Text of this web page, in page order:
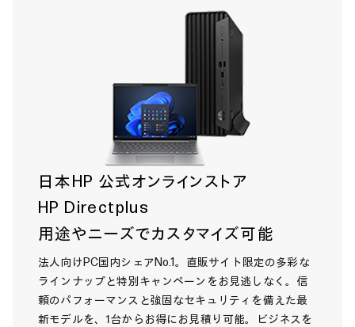
日本HP 公式オンラインストア
HP Directplus
用途やニーズでカスタマイズ可能
法人向けPC国内シェアNo.1。直販サイト限定の多彩な
ラインナップと特別キャンペーンをお見逃しなく。信
頼のパフォーマンスと強固なセキュリティを備えた最
新モデルを、1台からお得にお見積り可能。ビジネスを